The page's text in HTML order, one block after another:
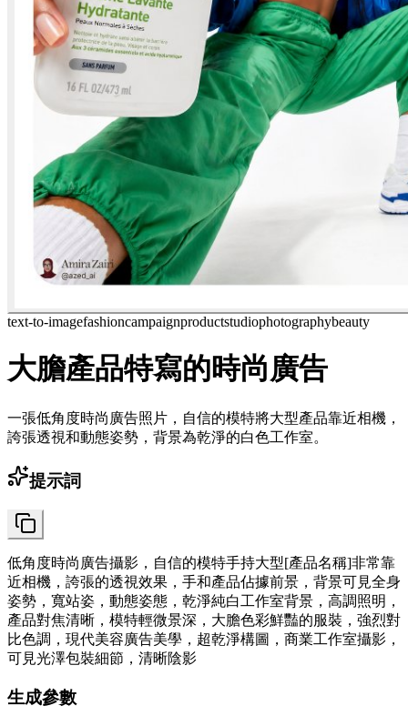
text-to-imagefashioncampaignproductstudiophotographybeauty
大膽產品特寫的時尚廣告
一張低角度時尚廣告照片，自信的模特將大型產品靠近相機，
誇張透視和動態姿勢，背景為乾淨的白色工作室。
提示詞
低角度時尚廣告攝影，自信的模特手持大型[產品名稱]非常靠
近相機，誇張的透視效果，手和產品佔據前景，背景可見全身
姿勢，寬站姿，動態姿態，乾淨純白工作室背景，高調照明，
產品對焦清晰，模特輕微景深，大膽色彩鮮豔的服裝，強烈對
比色調，現代美容廣告美學，超乾淨構圖，商業工作室攝影，
可見光澤包裝細節，清晰陰影
生成參數